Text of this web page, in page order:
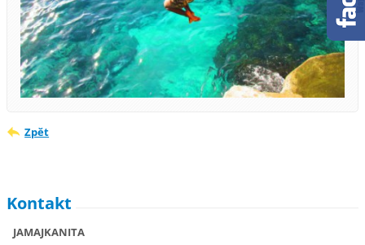
Zpět
Kontakt
JAMAJKANITA